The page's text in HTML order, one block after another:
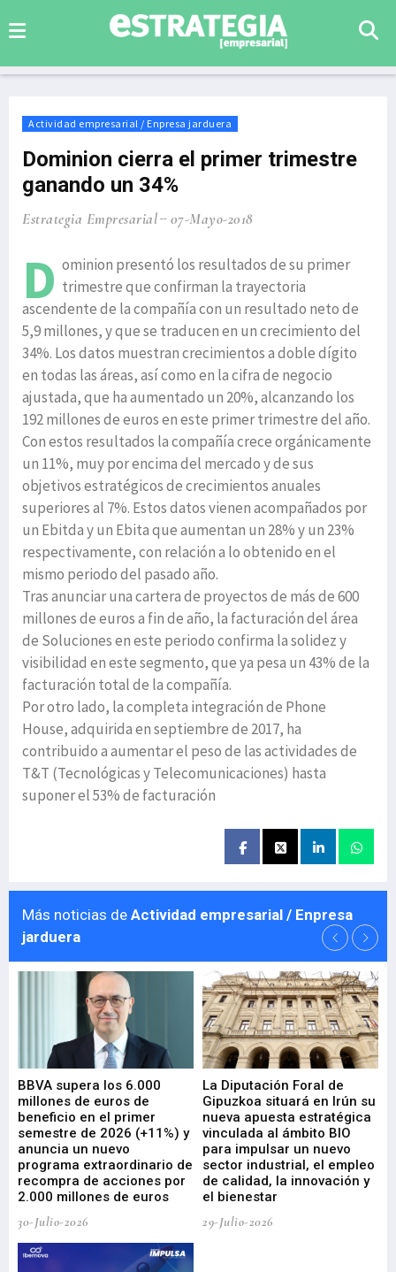
Actividad empresarial / Enpresa jarduera
Dominion cierra el primer trimestre
ganando un 34%
Estrategia Empresarial 07-Mayo-2018
D ominion presentó los resultados de su primer
trimestre que confirman la trayectoria
ascendente de la compañía con un resultado neto de
5,9 millones, y que se traducen en un crecimiento del
34%. Los datos muestran crecimientos a doble dígito
en todas las áreas, así como en la cifra de negocio
ajustada, que ha aumentado un 20%, alcanzando los
192 millones de euros en este primer trimestre del año.
Con estos resultados la compañía crece orgánicamente
un 11%, muy por encima del mercado y de sus
objetivos estratégicos de crecimientos anuales
superiores al 7%. Estos datos vienen acompañados por
un Ebitda y un Ebita que aumentan un 28% y un 23%
respectivamente, con relación a lo obtenido en el
mismo periodo del pasado año.
Tras anunciar una cartera de proyectos de más de 600
millones de euros a fin de año, la facturación del área
de Soluciones en este periodo confirma la solidez y
visibilidad en este segmento, que ya pesa un 43% de la
facturación total de la compañía.
Por otro lado, la completa integración de Phone
House, adquirida en septiembre de 2017, ha
contribuido a aumentar el peso de las actividades de
T&T (Tecnológicas y Telecomunicaciones) hasta
suponer el 53% de facturación
Más noticias de Actividad empresarial / Enpresa
jarduera
BBVA supera los 6.000
millones de euros de
beneficio en el primer
semestre de 2026 (+11%) y
anuncia un nuevo
programa extraordinario de
recompra de acciones por
2.000 millones de euros
30-Julio-2026
La Diputación Foral de
Gipuzkoa situará en Irún su
nueva apuesta estratégica
vinculada al ámbito BIO
para impulsar un nuevo
sector industrial, el empleo
de calidad, la innovación y
el bienestar
29-Julio-2026